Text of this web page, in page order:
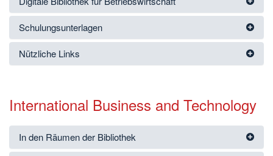
Schulungsunterlagen
Nützliche Links
International Business and Technology
In den Räumen der Bibliothek